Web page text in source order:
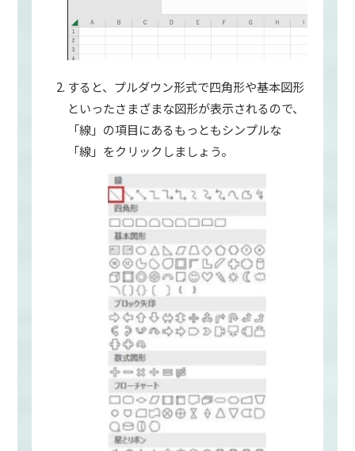
すると、プルダウン形式で四角形や基本図形
といったさまざまな図形が表示されるので、
「線」の項目にあるもっともシンプルな
「線」をクリックしましょう。